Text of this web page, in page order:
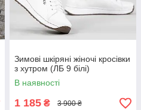
Зимові шкіряні жіночі кросівки
з хутром (ЛБ 9 білі)
В наявності
1 185 ₴ 3 900 ₴